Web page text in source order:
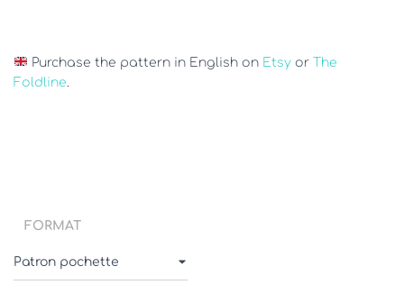
Purchase the pattern in English on Etsyor
The
Foldline
FORMAT